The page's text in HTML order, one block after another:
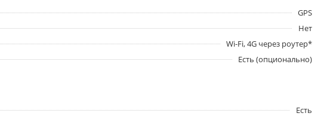
GPS
Нет
Wi-Fi, 4G через роутер*
Есть (опционально)
Есть